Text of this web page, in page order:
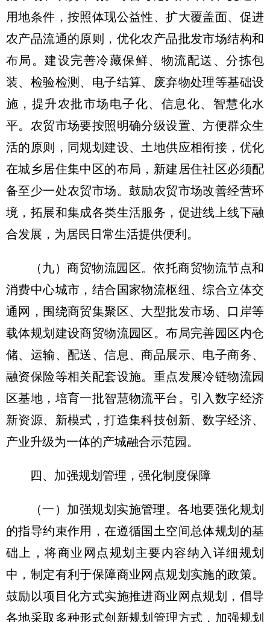
用地条件，按照体现公益性、扩大覆盖面、促进
农产品流通的原则，优化农产品批发市场结构和
布局。建设完善冷藏保鲜、物流配送、分拣包
装、检验检测、电子结算、废弃物处理等基础设
施，提升农批市场电子化、信息化、智慧化水
平。农贸市场要按照明确分级设置、方便群众生
活的原则，同规划建设、土地供应相衔接，优化
在城乡居住集中区的布局，新建居住社区必须配
备至少一处农贸市场。鼓励农贸市场改善经营环
境，拓展和集成各类生活服务，促进线上线下融
合发展，为居民日常生活提供便利。
（九）商贸物流园区。依托商贸物流节点和
消费中心城市，结合国家物流枢纽、综合立体交
通网，围绕商贸集聚区、大型批发市场、口岸等
载体规划建设商贸物流园区。布局完善园区内仓
储、运输、配送、信息、商品展示、电子商务、
融资保险等相关配套设施。重点发展冷链物流园
区基地，培育一批智慧物流平台。引入数字经济
新资源、新模式，打造集科技创新、数字经济、
产业升级为一体的产城融合示范园。
四、加强规划管理，强化制度保障
（一）加强规划实施管理。各地要强化规划
的指导约束作用，在遵循国土空间总体规划的基
础上，将商业网点规划主要内容纳入详细规划
中，制定有利于保障商业网点规划实施的政策。
鼓励以项目化方式实施推进商业网点规划，倡导
各地采取多种形式创新规划管理方式，加强规划